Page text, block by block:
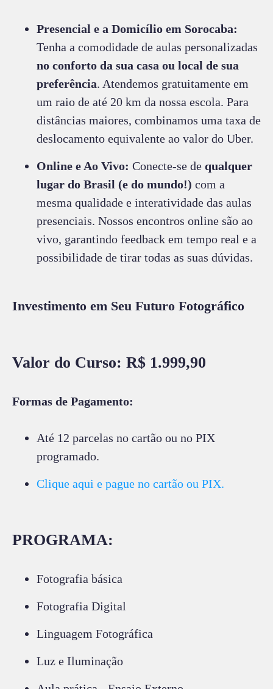
Presencial e a Domicílio em Sorocaba:
Tenha a comodidade de aulas personalizadas
no conforto da sua casa ou local de sua
preferência. Atendemos gratuitamente em
um raio de até 20 km da nossa escola. Para
distâncias maiores, combinamos uma taxa de
deslocamento equivalente ao valor do Uber.
Online e Ao Vivo: Conecte-se de qualquer
lugar do Brasil (e do mundo!) com a
mesma qualidade e interatividade das aulas
presenciais. Nossos encontros online são ao
vivo, garantindo feedback em tempo real e a
possibilidade de tirar todas as suas dúvidas.
Investimento em Seu Futuro Fotográfico
Valor do Curso: R$ 1.999,90
Formas de Pagamento:
Até 12 parcelas no cartão ou no PIX
programado.
Clique aqui e pague no cartão ou PIX.
PROGRAMA:
Fotografia básica
Fotografia Digital
Linguagem Fotográfica
Luz e Iluminação